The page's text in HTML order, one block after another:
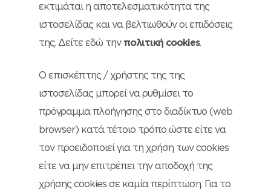
εκτιμάται η αποτελεσματικότητα της
ιστοσελίδας και να βελτιωθούν οι επιδόσεις
της. Δείτε εδώ την πολιτική cookies.
Ο επισκέπτης / χρήστης της της
ιστοσελίδας μπορεί να ρυθμίσει το
πρόγραμμα πλοήγησης στο διαδίκτυο (web
browser) κατά τέτοιο τρόπο ώστε είτε να
τον προειδοποιεί για τη χρήση των cookies
είτε να μην επιτρέπει την αποδοχή της
χρήσης cookies σε καμία περίπτωση. Για το